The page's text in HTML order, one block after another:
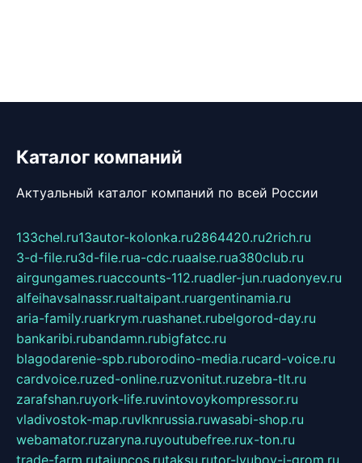
Каталог компаний
Актуальный каталог компаний по всей России
133chel.ru13autor-kolonka.ru2864420.ru2rich.ru
3-d-file.ru3d-file.rua-cdc.ruaalse.rua380club.ru
airgungames.ruaccounts-112.ruadler-jun.ruadonyev.ru
alfeihavsalnassr.rualtaipant.ruargentinamia.ru
aria-family.ruarkrym.ruashanet.rubelgorod-day.ru
bankaribi.rubandamn.rubigfatcc.ru
blagodarenie-spb.ruborodino-media.rucard-voice.ru
cardvoice.ruzed-online.ruzvonitut.ruzebra-tlt.ru
zarafshan.ruyork-life.ruvintovoykompressor.ru
vladivostok-map.ruvlknrussia.ruwasabi-shop.ru
webamator.ruzaryna.ruyoutubefree.rux-ton.ru